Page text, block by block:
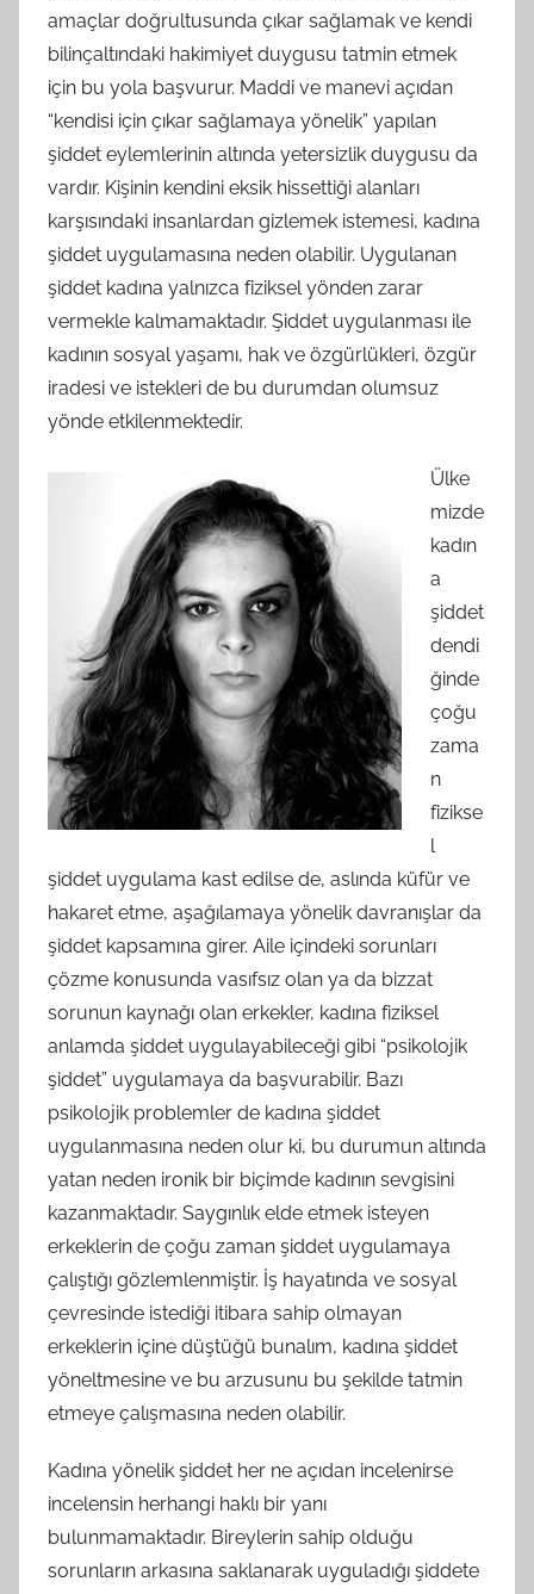
amaçlar doğrultusunda çıkar sağlamak ve kendi
bilinçaltındaki hakimiyet duygusu tatmin etmek
için bu yola başvurur. Maddi ve manevi açıdan
“kendisi için çıkar sağlamaya yönelik” yapılan
şiddet eylemlerinin altında yetersizlik duygusu da
vardır. Kişinin kendini eksik hissettiği alanları
karşısındaki insanlardan gizlemek istemesi, kadına
şiddet uygulamasına neden olabilir. Uygulanan
şiddet kadına yalnızca fiziksel yönden zarar
vermekle kalmamaktadır. Şiddet uygulanması ile
kadının sosyal yaşamı, hak ve özgürlükleri, özgür
iradesi ve istekleri de bu durumdan olumsuz
yönde etkilenmektedir.
Ülke
mizde
kadın
a
şiddet
dendi
ğinde
çoğu
zama
n
fizikse
l
şiddet uygulama kast edilse de, aslında küfür ve
hakaret etme, aşağılamaya yönelik davranışlar da
şiddet kapsamına girer. Aile içindeki sorunları
çözme konusunda vasıfsız olan ya da bizzat
sorunun kaynağı olan erkekler, kadına fiziksel
anlamda şiddet uygulayabileceği gibi “psikolojik
şiddet” uygulamaya da başvurabilir. Bazı
psikolojik problemler de kadına şiddet
uygulanmasına neden olur ki, bu durumun altında
yatan neden ironik bir biçimde kadının sevgisini
kazanmaktadır. Saygınlık elde etmek isteyen
erkeklerin de çoğu zaman şiddet uygulamaya
çalıştığı gözlemlenmiştir. İş hayatında ve sosyal
çevresinde istediği itibara sahip olmayan
erkeklerin içine düştüğü bunalım, kadına şiddet
yöneltmesine ve bu arzusunu bu şekilde tatmin
etmeye çalışmasına neden olabilir.
Kadına yönelik şiddet her ne açıdan incelenirse
incelensin herhangi haklı bir yanı
bulunmamaktadır. Bireylerin sahip olduğu
sorunların arkasına saklanarak uyguladığı şiddete